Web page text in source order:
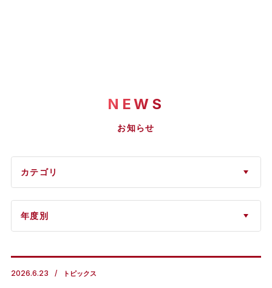
NEWS
お知らせ
2026.6.23 トピックス
カテゴリ
年度別